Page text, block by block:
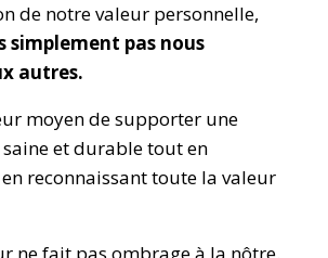
de notre valeur personnelle,
simplement pas nous
autres.
moyen de supporter une
et durable tout en
reconnaissant toute la valeur